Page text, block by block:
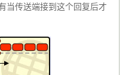
当传送端接到这个回复后才